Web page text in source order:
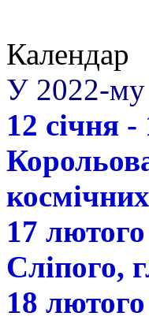
Календар
У 2022-му
12 січня
17
Сліпого,
18